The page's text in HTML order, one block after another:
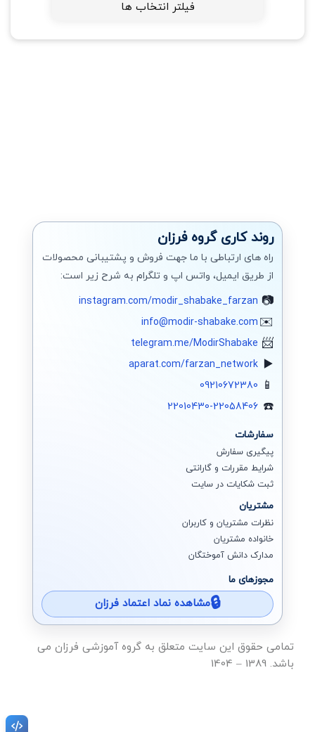
فیلتر انتخاب ها
روند کاری گروه فرزان
راه های ارتباطی با ما جهت فروش و پشتیبانی محصولات
از طریق ایمیل، واتس اپ و تلگرام به شرح زیر است:
instagram.com/modir_shabake_farzan
info@modir-shabake.com
telegram.me/ModirShabake
aparat.com/farzan_network
09210672380
22010430-22058406
سفارشات
پیگیری سفارش
شرایط مقررات و گارانتی
ثبت شکایات در سایت
مشتریان
نظرات مشتریان و کاربران
خانواده مشتریان
مدارک دانش آموختگان
مجوزهای ما
مشاهده نماد اعتماد فرزان
تمامی حقوق این سایت متعلق به گروه آموزشی فرزان می
باشد. 1389 – 1404